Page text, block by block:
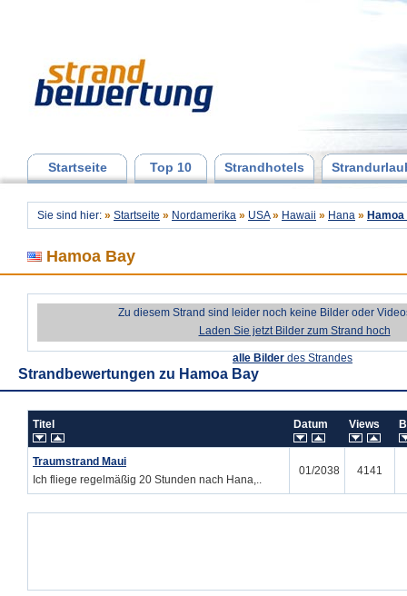
Startseite Top 10 Strandhotels
Sie sind hier: » Startseite » Nordamerika » USA » Hawaii » Hana »
Hamoa Bay
Zu diesem Strand sind leider noch keine Bilder oder
Laden Sie jetzt Bilder zum Strand hoch
alle Bilder des Strandes
Strandbewertungen zu Hamoa Bay
Titel Datum Views
Traumstrand Maui
Ich fliege regelmäßig 20 Stunden nach Hana,..
01/2038 4141